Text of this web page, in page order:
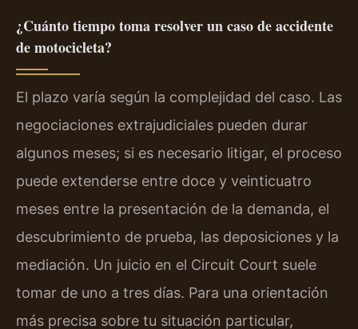
¿Cuánto tiempo toma resolver un caso de accidente
de motocicleta?
El plazo varía según la complejidad del caso. Las
negociaciones extrajudiciales pueden durar
algunos meses; si es necesario litigar, el proceso
puede extenderse entre doce y veinticuatro
meses entre la presentación de la demanda, el
descubrimiento de prueba, las deposiciones y la
mediación. Un juicio en el Circuit Court suele
tomar de uno a tres días. Para una orientación
más precisa sobre tu situación particular,